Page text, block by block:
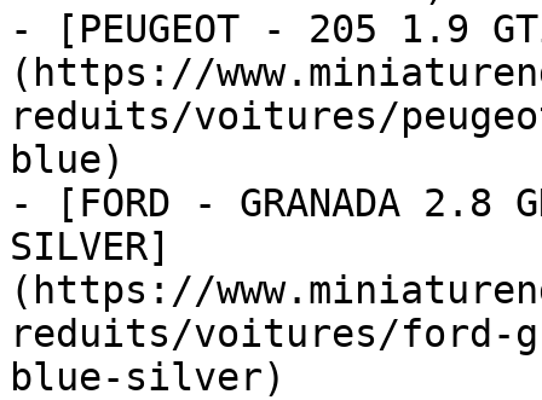
- [PEUGEOT - 205 1.9
(https://
reduits/voitures/
blue)
- [FORD - GRANADA 2.8
SILVER]
(https://
reduits/voitures/ford-
blue-silver)